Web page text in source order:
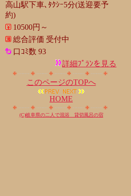
高山駅下車､ﾀｸｼｰ5分(送迎要予
約)
10500円～
総合評価 受付中
口ｺﾐ数 93
詳細ﾌﾟﾗﾝを見る
このページのTOPへ
HOME
(C)岐阜県の二人で混浴 貸切風呂の宿